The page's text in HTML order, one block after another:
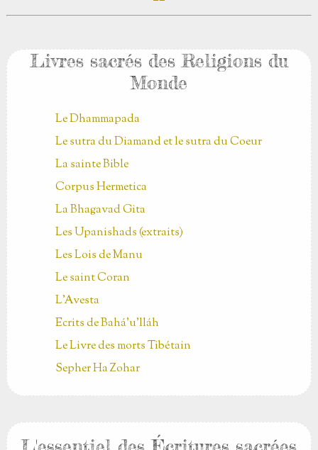
Livres sacrés des Religions du
Monde
Le Dhammapada
Le sutra du Diamand et le sutra du Coeur
La sainte Bible
Corpus Hermetica
La Bhagavad Gita
Les Upanishads (extraits)
Les Lois de Manu
Le saint Coran
L'Avesta
Ecrits de Bahá’u’lláh
Le Livre des morts Tibétain
Sepher Ha Zohar